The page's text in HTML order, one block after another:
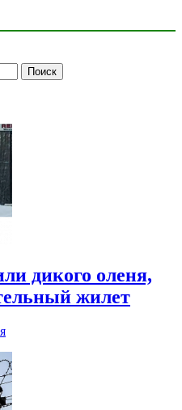
дикого оленя,
жилет